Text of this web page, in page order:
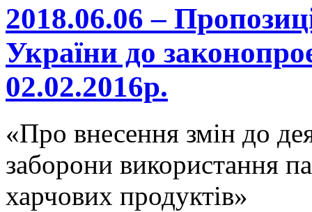
2018.06.06 –
України до
02.02.2016р.
«Про внесення змін до
заборони використання
харчових продуктів»